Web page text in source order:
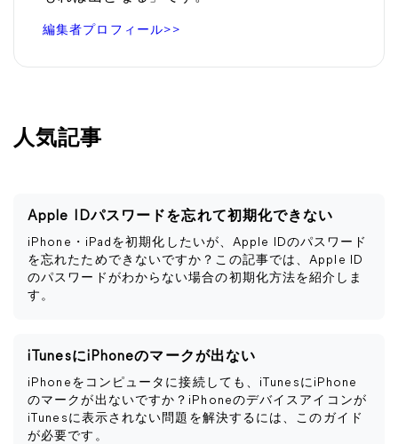
編集者プロフィール>>
人気記事
Apple IDパスワードを忘れて初期化できない
iPhone・iPadを初期化したいが、Apple IDのパスワード
を忘れたためできないですか？この記事では、Apple ID
のパスワードがわからない場合の初期化方法を紹介しま
す。
iTunesにiPhoneのマークが出ない
iPhoneをコンピュータに接続しても、iTunesにiPhone
のマークが出ないですか？iPhoneのデバイスアイコンが
iTunesに表示されない問題を解決するには、このガイド
が必要です。